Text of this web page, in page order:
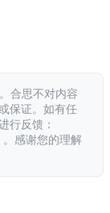
合思不对内容
保证。如有任
行反馈：
。感谢您的理解